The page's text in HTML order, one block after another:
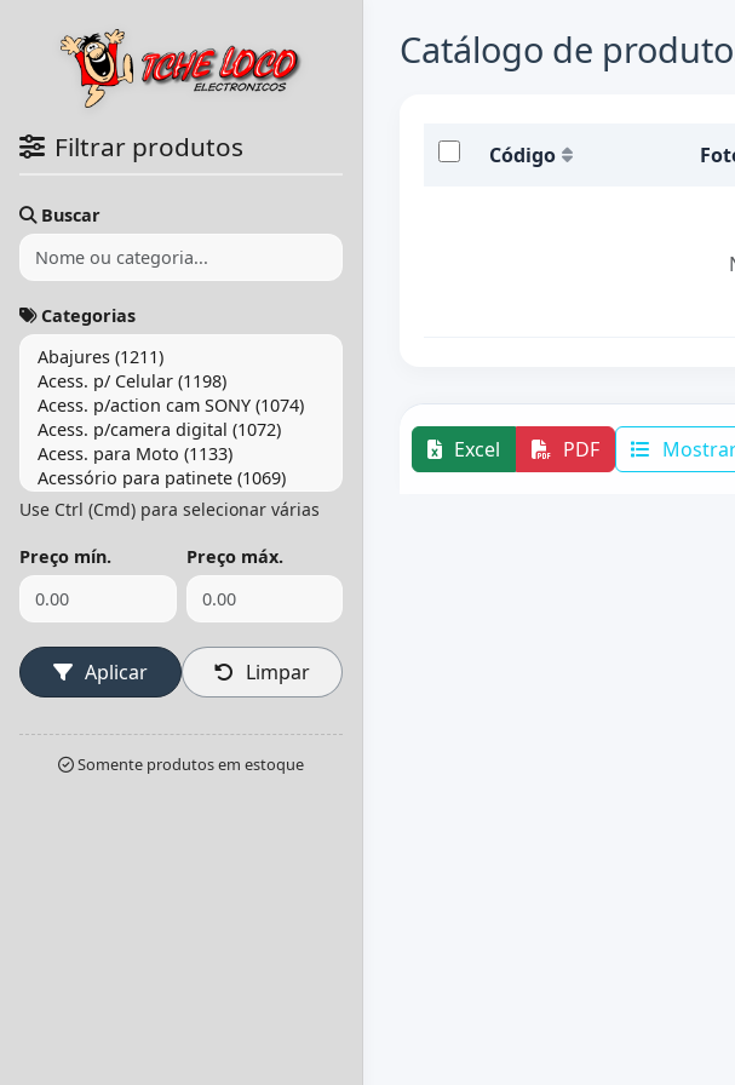
Filtrar produtos
Buscar
Categorias
Use Ctrl (Cmd) para selecionar várias
Preço mín. Preço máx.
Aplicar Limpar
Somente produtos em estoque
Catálogo de
Código
Excel PDF